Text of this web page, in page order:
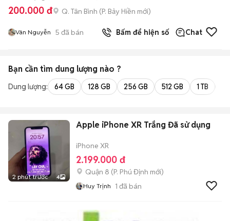
200.000 đ Q. Tân Bình (P. Bảy Hiền mới)
Vân Nguyễn 5 đã bán Bấm để hiện số Chat
Bạn cần tìm dung lượng nào ?
Dung lượng: 64 GB 128 GB 256 GB 512 GB 1 TB
2 phút trước 4
Apple iPhone XR Trắng Đã sử dụng
iPhone XR
2.199.000 đ
Quận 8 (P. Phú Định mới)
Huy Trịnh 1 đã bán